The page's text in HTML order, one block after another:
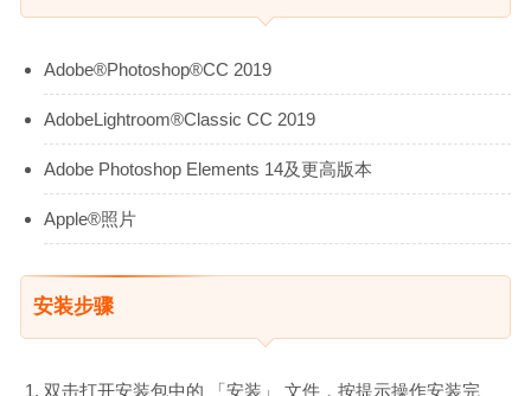
Adobe®Photoshop®CC 2019
AdobeLightroom®Classic CC 2019
Adobe Photoshop Elements 14及更高版本
Apple®照片
安装步骤
双击打开安装包中的 「安装」 文件，按提示操作安装完